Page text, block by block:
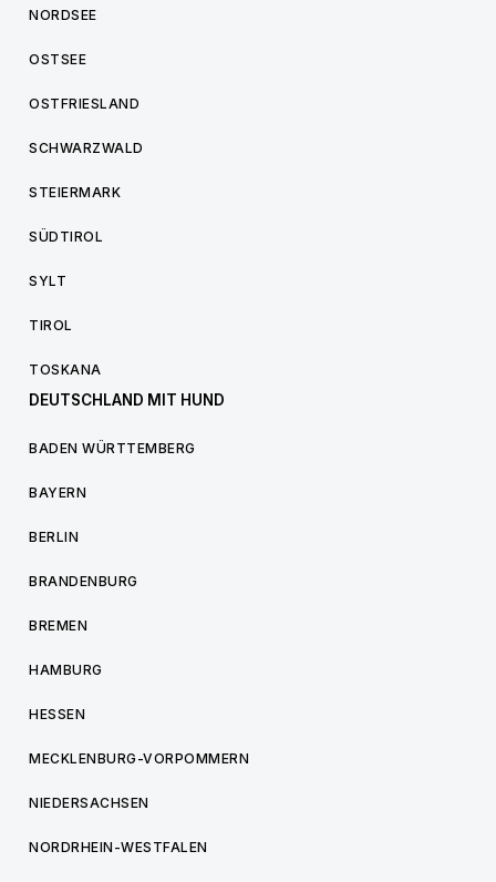
NORDSEE
OSTSEE
OSTFRIESLAND
SCHWARZWALD
STEIERMARK
SÜDTIROL
SYLT
TIROL
TOSKANA
DEUTSCHLAND MIT HUND
BADEN WÜRTTEMBERG
BAYERN
BERLIN
BRANDENBURG
BREMEN
HAMBURG
HESSEN
MECKLENBURG-VORPOMMERN
NIEDERSACHSEN
NORDRHEIN-WESTFALEN